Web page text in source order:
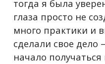
тогда я была
глаза просто не
много практики и
сделали свое дело
начало